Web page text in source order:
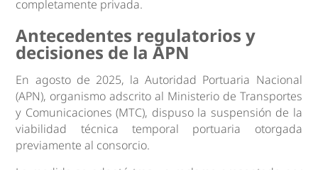
completamente privada.
Antecedentes regulatorios y
decisiones de la APN
En agosto de 2025, la Autoridad Portuaria Nacional
(APN), organismo adscrito al Ministerio de Transportes
y Comunicaciones (MTC), dispuso la suspensión de la
viabilidad técnica temporal portuaria otorgada
previamente al consorcio.